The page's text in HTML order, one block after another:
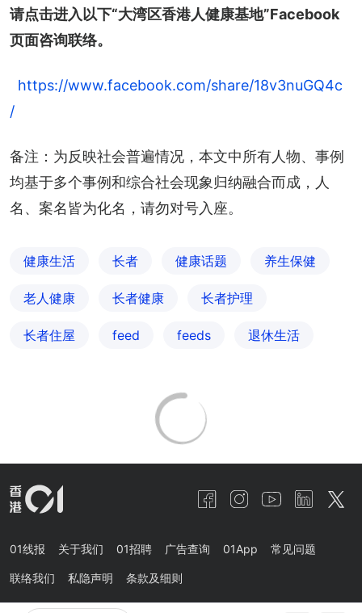
请点击进入以下“大湾区香港人健康基地”Facebook
页面咨询联络。
https://www.facebook.com/share/18v3nuGQ4c
/
备注：为反映社会普遍情况，本文中所有人物、事例
均基于多个事例和综合社会现象归纳融合而成，人
名、案名皆为化名，请勿对号入座。
健康生活 长者 健康话题 养生保健
老人健康 长者健康 长者护理
长者住屋 feed feeds 退休生活
01线报 关于我们 01招聘 广告查询 01App 常见问题
联络我们 私隐声明 条款及细则